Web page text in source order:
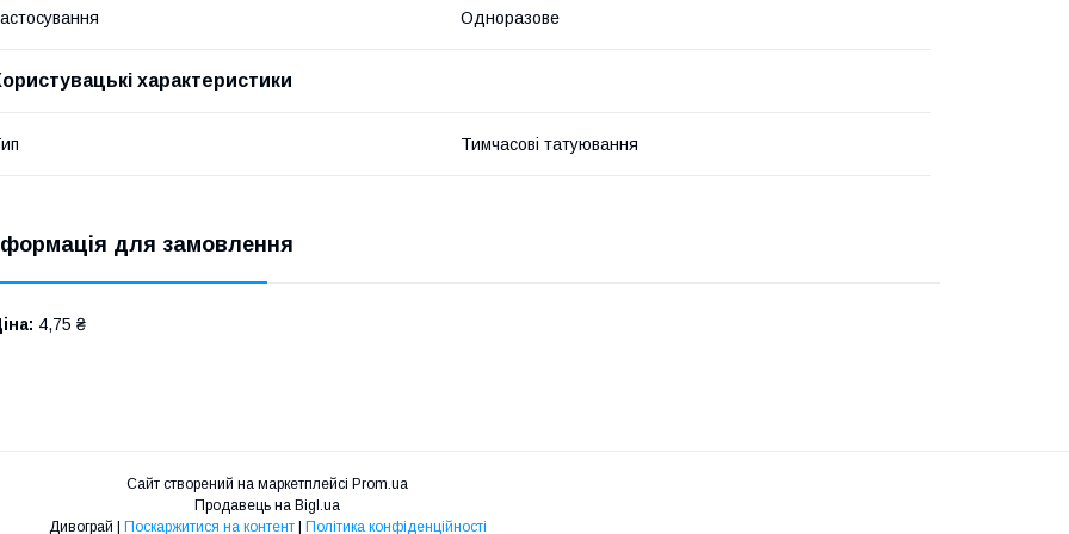
Одноразове
характеристики
Тимчасові татуювання
для замовлення
4,75 ₴
Сайт створений на маркетплейсі Prom.ua
Продавець на Bigl.ua
Дивограй | Поскаржитися на контент | Політика конфіденційності